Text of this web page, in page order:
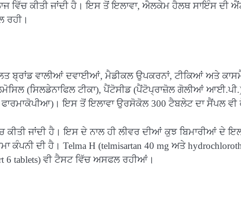
ਵਿੱਚ ਕੀਤੀ ਜਾਂਦੀ ਹੈ। ਇਸ ਤੋਂ ਇਲਾਵਾ, ਐਲਕੇਮ ਹੈਲਥ ਸਾਇੰਸ ਦੀ
ਰਹੀ।
ਬ੍ਰਾਂਡ ਵਾਲੀਆਂ ਦਵਾਈਆਂ, ਮੈਡੀਕਲ ਉਪਕਰਨਾਂ, ਟੀਕਿਆਂ ਅਤੇ
(ਸਿਲਡੇਨਾਫਿਲ ਟੀਕਾ), ਪੈਂਟੋਸੀਡ (ਪੈਂਟੋਪ੍ਰਾਜ਼ੋਲ ਗੋਲੀਆਂ
ਇਸ ਤੋਂ ਇਲਾਵਾ ਉਰਸੋਕੋਲ 300 ਟੈਬਲੇਟ ਦਾ ਸੈਂਪਲ
ਕੀਤੀ ਜਾਂਦੀ ਹੈ। ਇਸ ਦੇ ਨਾਲ ਹੀ ਲੀਵਰ ਦੀਆਂ ਕੁਝ ਬਿਮਾਰੀਆਂ ਦੇ
ਕੰਪਨੀ ਦੀ ਹੈ। Telma H (telmisartan 40 mg ਅਤੇ
6 tablets) ਵੀ ਟੈਸਟ ਵਿੱਚ ਅਸਫਲ ਰਹੀਆਂ।